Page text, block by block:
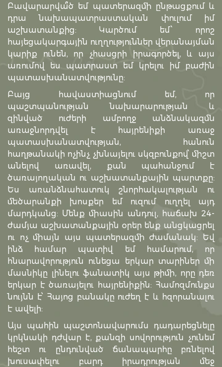
Բավարարվա՞ծ եմ պատերազմի ընթացքում և
դրա նախապատրաստական փուլում իմ
աշխատանքից: Կարծում եմ՝ որոշ
հայեցակարգային ուղղություններ վերանայման
կարիք ունեն, որ չհասցրի իրագործել, և այս
առումով ես պատրաստ եմ կրելու իմ բաժին
պատասխանատվությունը:
Բայց հավաստիացնում եմ, որ
պաշտպանության նախարարության և
զինված ուժերի ամբողջ անձնակազմն
առաջնորդվել է հայրենիքի առաջ
պատասխանատվության, հանուն
հաղթանակի ոչինչ չխնայելու սկզբունքով՝ միշտ
անելով առավել, քան պահանջում է
ծառայողական ու աշխատանքային պարտքը:
Ես առանձնահատուկ շնորհակալության ու
մեծարանքի խոսքեր եմ ուզում ուղղել այդ
մարդկանց: Մենք միասին անդուլ, հաճախ 24-
ժամյա աշխատանքային օրեր ենք անցկացրել
ու ոչ միայն այս պատերազմի ժամանակ: Եվ
ինձ համար պատիվ եմ համարում, որ
հնարավորություն ունեցա երկար տարիներ մի
մասնիկը լինելու ֆանատիկ այս թիմի, որը դեռ
երկար է ծառայելու հայրենիքին: Համոզմունքս
նույնն է՝ Հայոց բանակը ուժեղ է և հզորանալու
է ավելի:
Այս պահին պաշտոնավարումս դադարեցնելը
կրկնակի դժվար է, քանզի սովորություն չունեմ
հեշտ ու ընդունված ճանապարհը բռնելով
խուսափելու բարդ իրադրության մեջ